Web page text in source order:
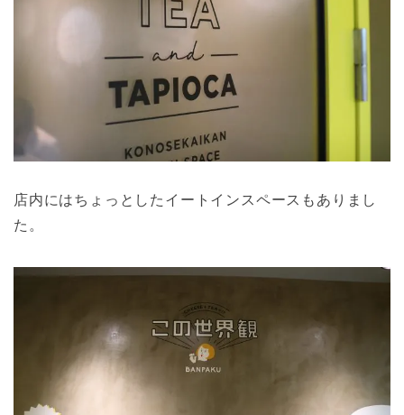
店内にはちょっとしたイートインスペースもありまし
た。